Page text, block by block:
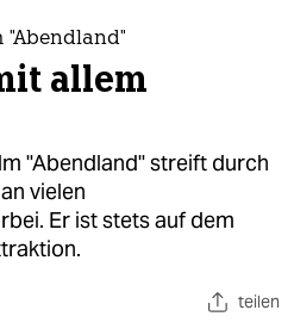
"Abendland"
allem
"Abendland" streift durch
vielen
Er ist stets auf dem
teilen